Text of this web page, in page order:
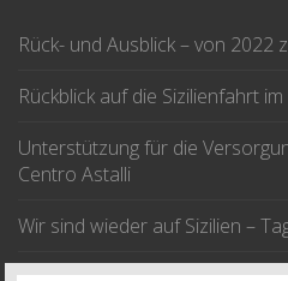
Rück- und Ausblick – von 2022
Rückblick auf die Sizilienfahrt
Unterstützung für die
Centro Astalli
Wir sind wieder auf Sizilien –